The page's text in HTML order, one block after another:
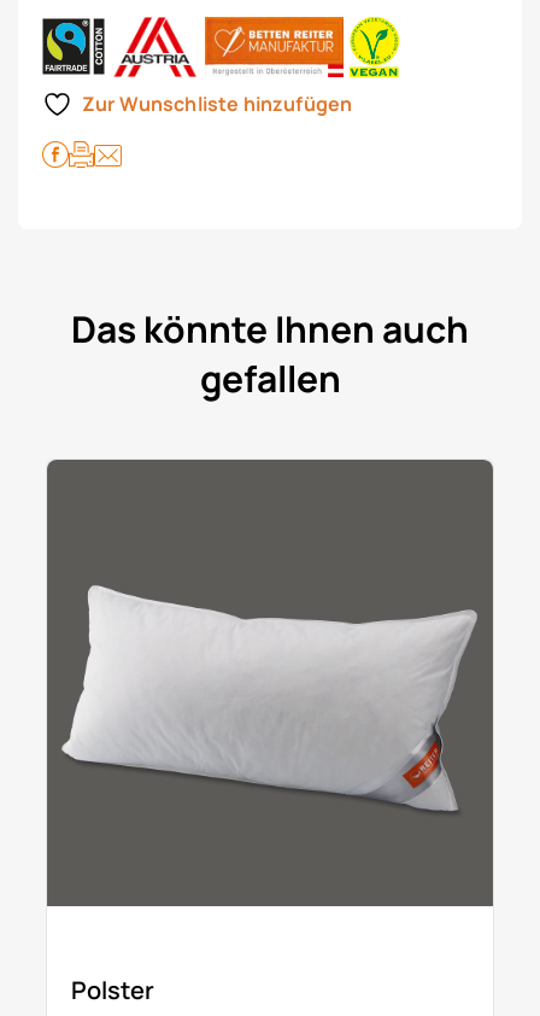
Zur Wunschliste hinzufügen
Das könnte Ihnen auch
gefallen
Polster